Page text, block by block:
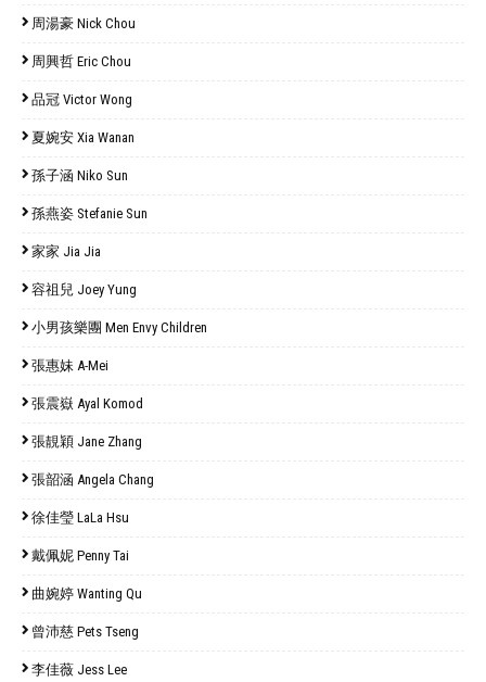
周湯豪 Nick Chou
周興哲 Eric Chou
品冠 Victor Wong
夏婉安 Xia Wanan
孫子涵 Niko Sun
孫燕姿 Stefanie Sun
家家 Jia Jia
容祖兒 Joey Yung
小男孩樂團 Men Envy Children
張惠妹 A-Mei
張震嶽 Ayal Komod
張靚穎 Jane Zhang
張韶涵 Angela Chang
徐佳瑩 LaLa Hsu
戴佩妮 Penny Tai
曲婉婷 Wanting Qu
曾沛慈 Pets Tseng
李佳薇 Jess Lee